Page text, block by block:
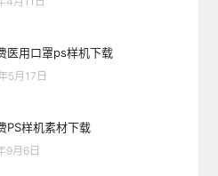
医用口罩ps样机下载
5月17日
PS样机素材下载
9月6日